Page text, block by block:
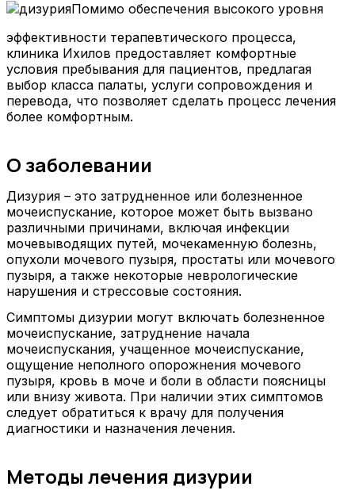
Помимо обеспечения высокого уровня
эффективности терапевтического процесса,
клиника Ихилов предоставляет комфортные
условия пребывания для пациентов, предлагая
выбор класса палаты, услуги сопровождения и
перевода, что позволяет сделать процесс лечения
более комфортным.
О заболевании
Дизурия – это затрудненное или болезненное
мочеиспускание, которое может быть вызвано
различными причинами, включая инфекции
мочевыводящих путей, мочекаменную болезнь,
опухоли мочевого пузыря, простаты или мочевого
пузыря, а также некоторые неврологические
нарушения и стрессовые состояния.
Симптомы дизурии могут включать болезненное
мочеиспускание, затруднение начала
мочеиспускания, учащенное мочеиспускание,
ощущение неполного опорожнения мочевого
пузыря, кровь в моче и боли в области поясницы
или внизу живота. При наличии этих симптомов
следует обратиться к врачу для получения
диагностики и назначения лечения.
Методы лечения дизурии